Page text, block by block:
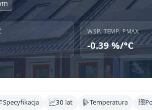
WSP. TEMP. PMAX
-0.39 %/°C
Specyfikacja 30 lat Temperatura